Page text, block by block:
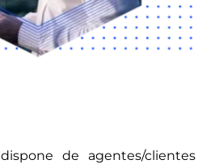
de agentes/clientes